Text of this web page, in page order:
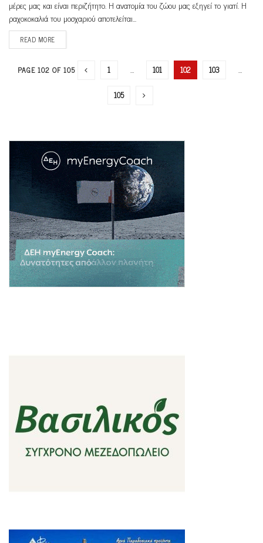
μέρες μας και είναι περιζήτητο. Η ανατομία του ζώου μας εξηγεί το γιατί. Η
ραχοκοκαλιά του μοσχαριού αποτελείται...
READ MORE
PAGE 102 OF 105 1 … 101 102 103 …
105